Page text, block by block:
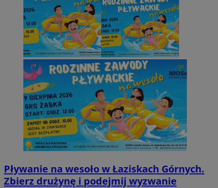
Pływanie na wesoło w Łaziskach Górnych.
Zbierz drużynę i podejmij wyzwanie